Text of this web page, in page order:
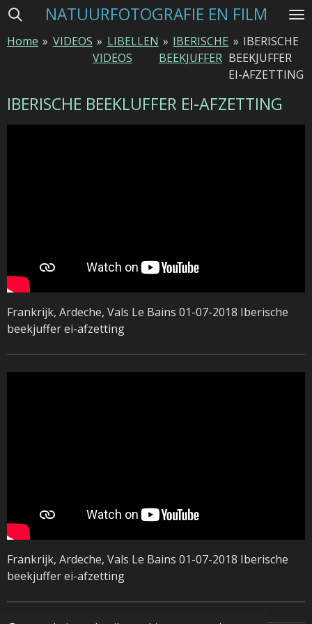
Ga
naar
NATUURFOTOGRAFIE EN FILM
Home » VIDEOS » LIBELLEN
VIDEOS
» IBERISCHE
BEEKJUFFER
» IBERISCHE
BEEKJUFFER
EI-AFZETTING
IBERISCHE BEEKLUFFER EI-AFZETTING
Frankrijk, Ardeche, Vals Le Bains 01-07-2018 Iberische
beekjuffer ei-afzetting
Frankrijk, Ardeche, Vals Le Bains 01-07-2018 Iberische
beekjuffer ei-afzetting